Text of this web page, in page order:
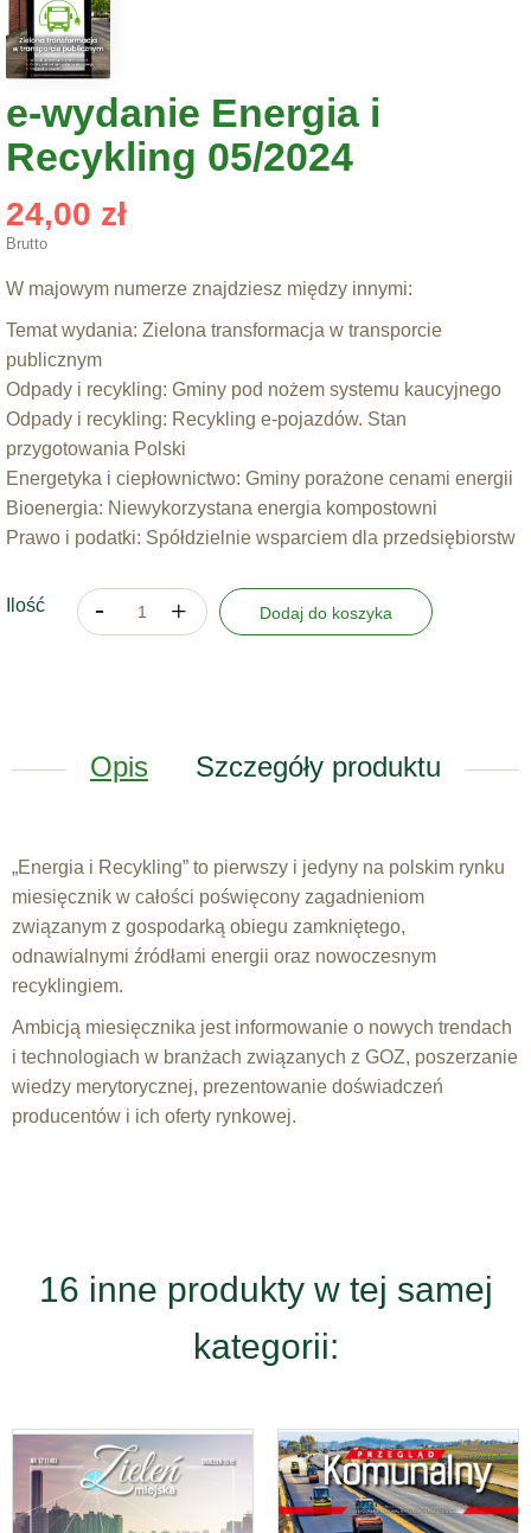
e-wydanie Energia i
Recykling 05/2024
24,00 zł
Brutto
W majowym numerze znajdziesz między innymi:
Temat wydania: Zielona transformacja w transporcie
publicznym
Odpady i recykling: Gminy pod nożem systemu kaucyjnego
Odpady i recykling: Recykling e-pojazdów. Stan
przygotowania Polski
Energetyka i ciepłownictwo: Gminy porażone cenami energii
Bioenergia: Niewykorzystana energia kompostowni
Prawo i podatki: Spółdzielnie wsparciem dla przedsiębiorstw
Ilość Dodaj do koszyka
Opis Szczegóły produktu
„Energia i Recykling” to pierwszy i jedyny na polskim rynku
miesięcznik w całości poświęcony zagadnieniom
związanym z gospodarką obiegu zamkniętego,
odnawialnymi źródłami energii oraz nowoczesnym
recyklingiem.
Ambicją miesięcznika jest informowanie o nowych trendach
i technologiach w branżach związanych z GOZ, poszerzanie
wiedzy merytorycznej, prezentowanie doświadczeń
producentów i ich oferty rynkowej.
16 inne produkty w tej samej
kategorii: